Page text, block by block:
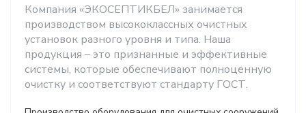
Компания «ЭКОСЕПТИКБЕЛ» занимается
производством высококлассных очистных
установок разного уровня и типа. Наша
продукция – это признанные и эффективные
системы, которые обеспечивают полноценную
очистку и соответствуют стандарту ГОСТ.